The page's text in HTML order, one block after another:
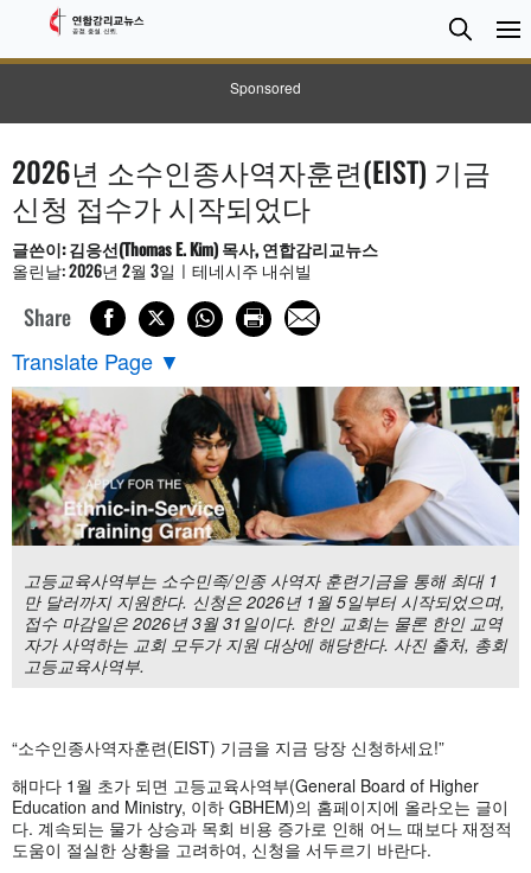
Sponsored
검
색
Search
2026년 소수인종사역자훈련(EIST) 기금
신청 접수가 시작되었다
글쓴이: 김응선(Thomas E. Kim) 목사, 연합감리교뉴스
올린날: 2026년 2월 3일ㅣ테네시주 내쉬빌
Share
Translate Page ▼
고등교육사역부는 소수민족/인종 사역자 훈련기금을 통해 최대 1
만 달러까지 지원한다. 신청은 2026년 1월 5일부터 시작되었으며,
접수 마감일은 2026년 3월 31일이다. 한인 교회는 물론 한인 교역
자가 사역하는 교회 모두가 지원 대상에 해당한다. 사진 출처, 총회
고등교육사역부.
“소수인종사역자훈련(EIST) 기금을 지금 당장 신청하세요!”
해마다 1월 초가 되면 고등교육사역부(General Board of Higher
Education and Ministry, 이하 GBHEM)의 홈페이지에 올라오는 글이
다. 계속되는 물가 상승과 목회 비용 증가로 인해 어느 때보다 재정적
도움이 절실한 상황을 고려하여, 신청을 서두르기 바란다.